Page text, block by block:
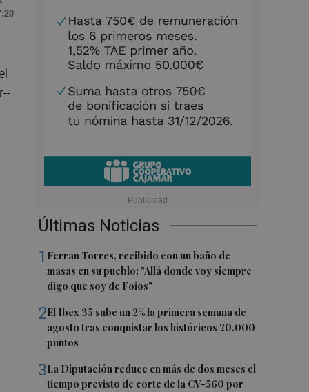
Últimas Noticias
1 Ferran Torres, recibido con un baño de
masas en su pueblo: "Allá donde voy siempre
digo que soy de Foios"
2El Ibex 35 sube un 2% la primera semana de
agosto tras conquistar los históricos 20.000
puntos
3La Diputación reduce en más de dos meses el
tiempo previsto de corte de la CV-560 por
.